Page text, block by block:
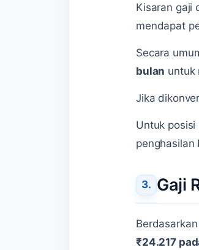
Kisaran gaji
mendapat
Secara
bulan untuk
Jika
Untuk
penghasilan
Gaji
₹24.217